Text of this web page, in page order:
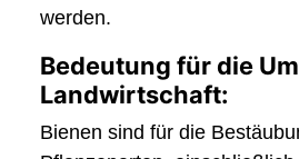
werden.
Bedeutung für die
Landwirtschaft:
Bienen sind für die